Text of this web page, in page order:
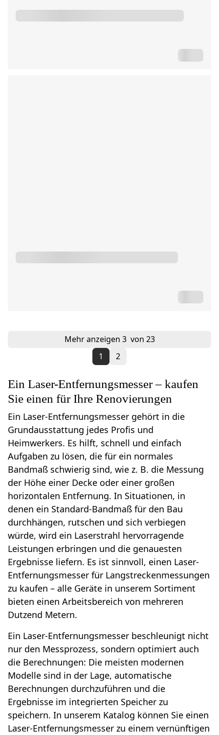
Mehr anzeigen 3von 23
1
2
Ein Laser-Entfernungsmesser – kaufen
Sie einen für Ihre Renovierungen
Ein Laser-Entfernungsmesser gehört in die
Grundausstattung jedes Profis und
Heimwerkers. Es hilft, schnell und einfach
Aufgaben zu lösen, die für ein normales
Bandmaß schwierig sind, wie z. B. die Messung
der Höhe einer Decke oder einer großen
horizontalen Entfernung. In Situationen, in
denen ein Standard-Bandmaß für den Bau
durchhängen, rutschen und sich verbiegen
würde, wird ein Laserstrahl hervorragende
Leistungen erbringen und die genauesten
Ergebnisse liefern. Es ist sinnvoll, einen Laser-
Entfernungsmesser für Langstreckenmessungen
zu kaufen – alle Geräte in unserem Sortiment
bieten einen Arbeitsbereich von mehreren
Dutzend Metern.
Ein Laser-Entfernungsmesser beschleunigt nicht
nur den Messprozess, sondern optimiert auch
die Berechnungen: Die meisten modernen
Modelle sind in der Lage, automatische
Berechnungen durchzuführen und die
Ergebnisse im integrierten Speicher zu
speichern. In unserem Katalog können Sie einen
Laser-Entfernungsmesser zu einem vernünftigen